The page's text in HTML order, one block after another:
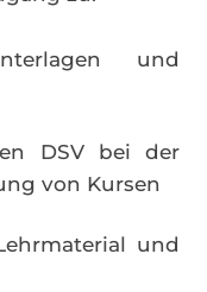
und
DSV bei der
von Kursen
und